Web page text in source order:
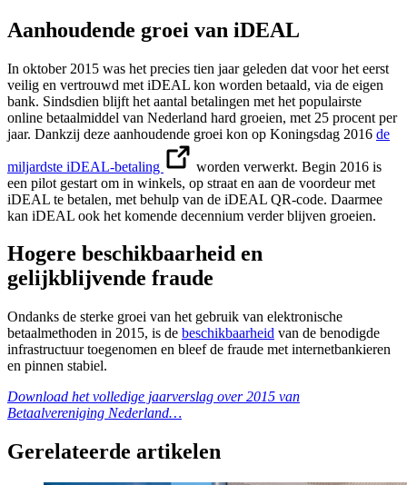
Aanhoudende groei van iDEAL
In oktober 2015 was het precies tien jaar geleden dat voor het eerst
veilig en vertrouwd met iDEAL kon worden betaald, via de eigen
bank. Sindsdien blijft het aantal betalingen met het populairste
online betaalmiddel van Nederland hard groeien, met 25 procent per
jaar. Dankzij deze aanhoudende groei kon op Koningsdag 2016 de
miljardste iDEAL-betaling
worden verwerkt. Begin 2016 is
een pilot gestart om in winkels, op straat en aan de voordeur met
iDEAL te betalen, met behulp van de iDEAL QR-code. Daarmee
kan iDEAL ook het komende decennium verder blijven groeien.
Hogere beschikbaarheid en
gelijkblijvende fraude
Ondanks de sterke groei van het gebruik van elektronische
betaalmethoden in 2015, is de beschikbaarheid van de benodigde
infrastructuur toegenomen en bleef de fraude met internetbankieren
en pinnen stabiel.
Download het volledige jaarverslag over 2015 van
Betaalvereniging Nederland…
Gerelateerde artikelen